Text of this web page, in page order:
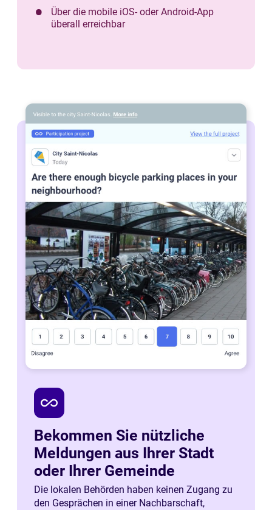
Über die mobile iOS- oder Android-App
überall erreichbar
all_inclusive
Bekommen Sie nützliche
Meldungen aus Ihrer Stadt
oder Ihrer Gemeinde
Die lokalen Behörden haben keinen Zugang zu
den Gesprächen in einer Nachbarschaft,